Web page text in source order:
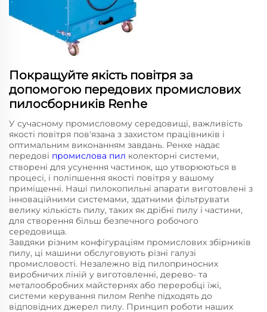
Покращуйте якість повітря за
допомогою передових промислових
пилосборників Renhe
У сучасному промисловому середовищі, важливість
якості повітря пов'язана з захистом працівників і
оптимальним виконанням завдань. Ренхе надає
передові промислова пил колекторні системи,
створені для усунення частинок, що утворюються в
процесі, і поліпшення якості повітря у вашому
приміщенні. Наші пилокопильні апарати виготовлені з
інноваційними системами, здатними фільтрувати
велику кількість пилу, таких як дрібні пилу і частини,
для створення більш безпечного робочого
середовища.
Завдяки різним конфігураціям промислових збірників
пилу, ці машини обслуговують різні галузі
промисловості. Незалежно від пилоприносних
виробничих ліній у виготовленні, дерево- та
металообробних майстернях або переробці їжі,
системи керування пилом Renhe підходять до
відповідних джерел пилу. Принцип роботи наших